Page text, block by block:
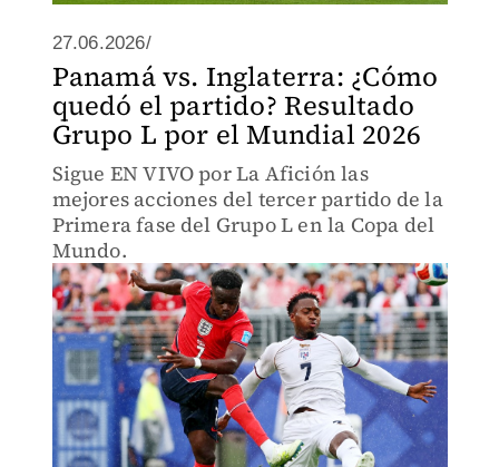
27.06.2026/
Panamá vs. Inglaterra: ¿Cómo
quedó el partido? Resultado
Grupo L por el Mundial 2026
Sigue EN VIVO por La Afición las
mejores acciones del tercer partido de la
Primera fase del Grupo L en la Copa del
Mundo.